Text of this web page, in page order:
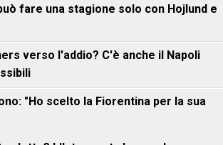
fare una stagione solo con Hojlund e
verso l'addio? C'è anche il Napoli
"Ho scelto la Fiorentina per la sua